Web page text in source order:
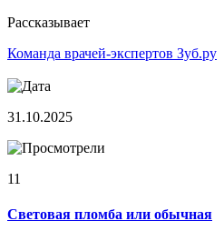
Рассказывает
Команда врачей-экспертов Зуб.ру
31.10.2025
11
Световая пломба или обычная